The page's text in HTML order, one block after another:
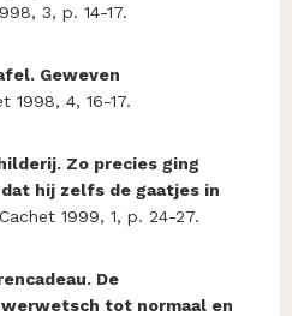
3, p. 14-17.
Geweven
1998, 4, 16-17.
Zo precies ging
hij zelfs de gaatjes in
1999, 1, p. 24-27.
De
tot normaal en